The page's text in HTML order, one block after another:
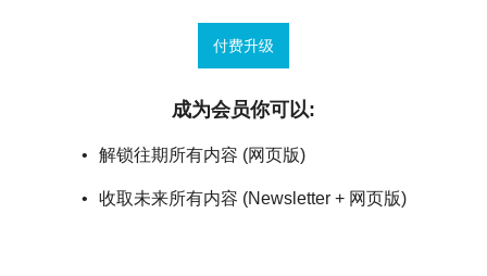
付费升级
成为会员你可以:
解锁往期所有内容 (网页版)
收取未来所有内容 (Newsletter + 网页版)